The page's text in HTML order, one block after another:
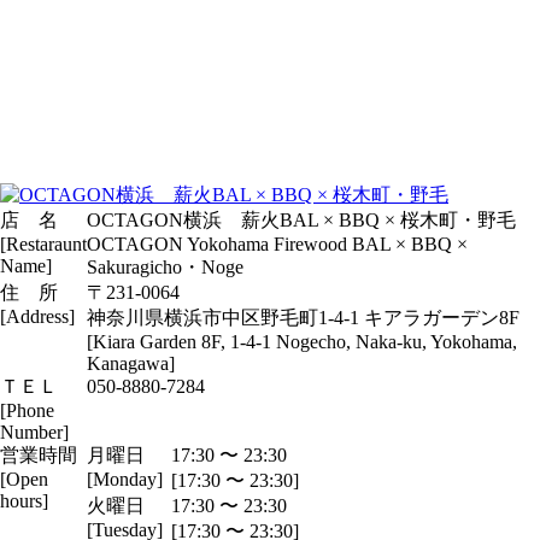
店 名
[Restaraunt
Name]
OCTAGON横浜 薪火BAL × BBQ × 桜木町・野毛
OCTAGON Yokohama Firewood BAL × BBQ ×
Sakuragicho・Noge
住 所
[Address]
〒231-0064
神奈川県横浜市中区野毛町1-4-1 キアラガーデン8F
[Kiara Garden 8F, 1-4-1 Nogecho, Naka-ku, Yokohama,
Kanagawa]
ＴＥＬ
[Phone
Number]
050-8880-7284
営業時間
[Open
hours]
月曜日
[Monday]
17:30 〜 23:30
[17:30 〜 23:30]
火曜日
[Tuesday]
17:30 〜 23:30
[17:30 〜 23:30]